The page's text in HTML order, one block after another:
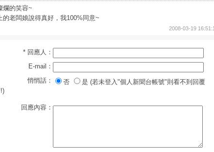
爛的笑容~
的老闆娘說得真好，我100%同意~
2008-03-19
* 回應人：
E-mail：
悄悄話：
否
是 (若未登入"個人新聞台帳號"則看不到回覆
回應內容：